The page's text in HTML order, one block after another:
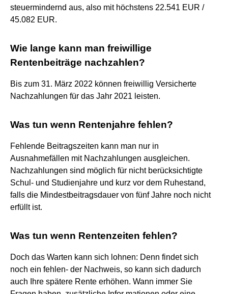
steuermindernd aus, also mit höchstens 22.541 EUR /
45.082 EUR.
Wie lange kann man freiwillige
Rentenbeiträge nachzahlen?
Bis zum 31. März 2022 können freiwillig Versicherte
Nachzahlungen für das Jahr 2021 leisten.
Was tun wenn Rentenjahre fehlen?
Fehlende Beitragszeiten kann man nur in
Ausnahmefällen mit Nachzahlungen ausgleichen.
Nachzahlungen sind möglich für nicht berücksichtigte
Schul- und Studienjahre und kurz vor dem Ruhestand,
falls die Mindestbeitragsdauer von fünf Jahre noch nicht
erfüllt ist.
Was tun wenn Rentenzeiten fehlen?
Doch das Warten kann sich lohnen: Denn findet sich
noch ein fehlen- der Nachweis, so kann sich dadurch
auch Ihre spätere Rente erhöhen. Wann immer Sie